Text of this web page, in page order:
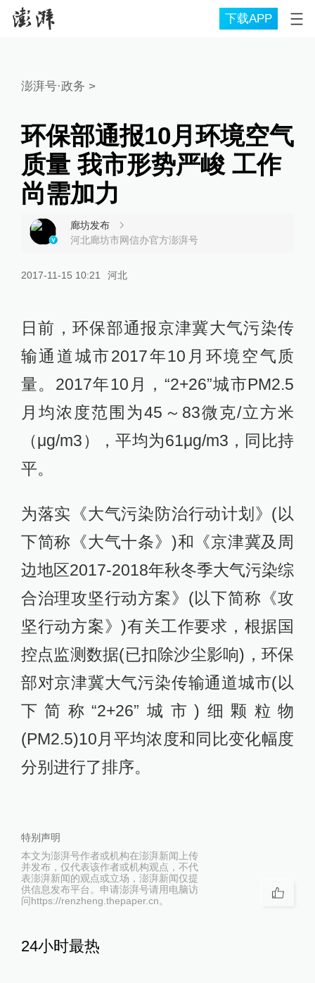
下载APP
澎湃号·政务 >
环保部通报10月环境空气
质量 我市形势严峻 工作
尚需加力
廊坊发布
河北廊坊市网信办官方澎湃号
2017-11-15 10:21 河北
日前，环保部通报京津冀大气污染传
输通道城市2017年10月环境空气质
量。2017年10月，“2+26”城市PM2.5
月均浓度范围为45～83微克/立方米
（μg/m3），平均为61μg/m3，同比持
平。
为落实《大气污染防治行动计划》(以
下简称《大气十条》)和《京津冀及周
边地区2017-2018年秋冬季大气污染综
合治理攻坚行动方案》(以下简称《攻
坚行动方案》)有关工作要求，根据国
控点监测数据(已扣除沙尘影响)，环保
部对京津冀大气污染传输通道城市(以
下简称“2+26”城市)细颗粒物
(PM2.5)10月平均浓度和同比变化幅度
分别进行了排序。
特别声明
本文为澎湃号作者或机构在澎湃新闻上传
并发布，仅代表该作者或机构观点，不代
表澎湃新闻的观点或立场，澎湃新闻仅提
供信息发布平台。申请澎湃号请用电脑访
问https://renzheng.thepaper.cn。
24小时最热